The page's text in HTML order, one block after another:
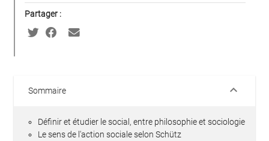
Partager :
Sommaire keyboard_arrow_down
Définir et étudier le social, entre philosophie et sociologie
Le sens de l'action sociale selon Schütz